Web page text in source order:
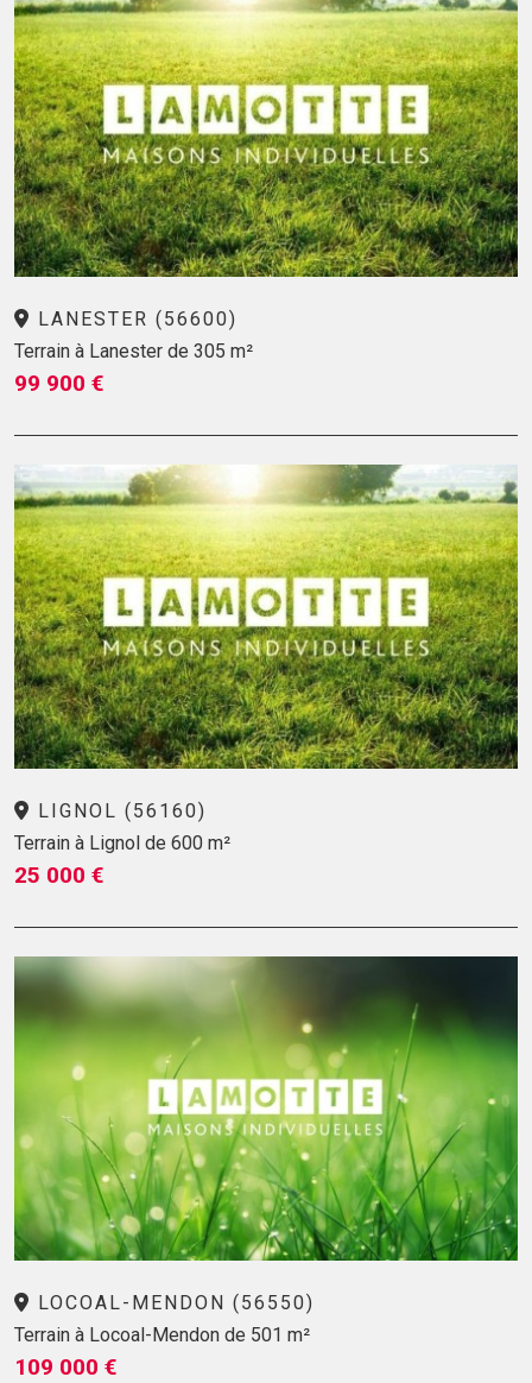
LANESTER (56600)
Terrain à Lanester de 305 m²
99 900 €
LIGNOL (56160)
Terrain à Lignol de 600 m²
25 000 €
LOCOAL-MENDON (56550)
Terrain à Locoal-Mendon de 501 m²
109 000 €